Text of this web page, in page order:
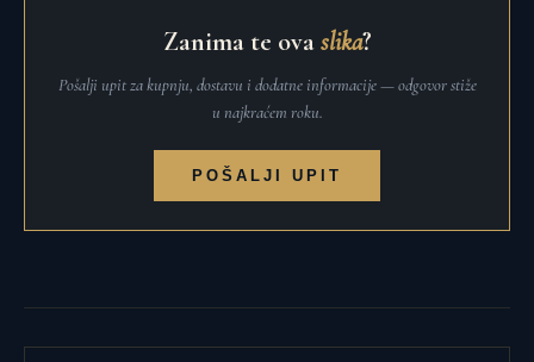
Zanima te ovaslika?
Pošalji upit za kupnju, dostavu i dodatne informacije — odgovor stiže
u najkraćem roku.
POŠALJI UPIT